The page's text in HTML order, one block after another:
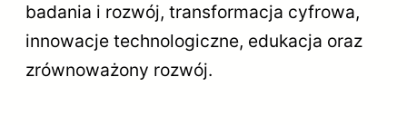
badania i rozwój, transformacja cyfrowa,
innowacje technologiczne, edukacja oraz
zrównoważony rozwój.